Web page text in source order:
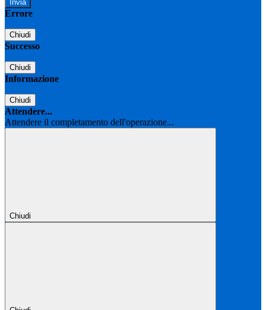
Errore
Chiudi
Successo
Chiudi
Informazione
Chiudi
Attendere...
Attendere il completamento dell'operazione...
Chiudi